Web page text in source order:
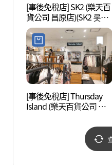
[事後免稅店] SK2 (樂天百
貨公司 昌原店)(SK2 롯데
백화점 창원점)
[事後免稅店] Thursday
Island (樂天百貨公司 昌
롯데백화점 창원점)